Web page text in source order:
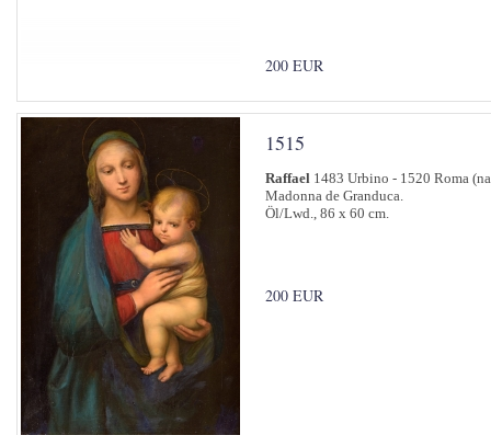
200 EUR
1515
Raffael 1483 Urbino - 1520 Roma
Madonna de Granduca.
Öl/Lwd., 86 x 60 cm.
200 EUR